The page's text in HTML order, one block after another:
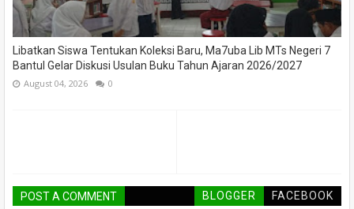
Libatkan Siswa Tentukan Koleksi Baru, Ma7uba Lib MTs Negeri 7
Bantul Gelar Diskusi Usulan Buku Tahun Ajaran 2026/2027
August 04, 2026 0
POST A COMMENT BLOGGER FACEBOOK